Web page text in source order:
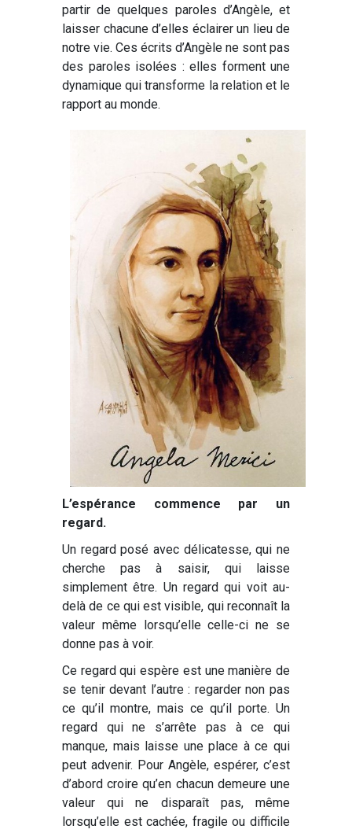
partir de quelques paroles d’Angèle, et
laisser chacune d’elles éclairer un lieu de
notre vie. Ces écrits d’Angèle ne sont pas
des paroles isolées : elles forment une
dynamique qui transforme la relation et le
rapport au monde.
L’espérance commence par un
regard.
Un regard posé avec délicatesse, qui ne
cherche pas à saisir, qui laisse
simplement être. Un regard qui voit au-
delà de ce qui est visible, qui reconnaît la
valeur même lorsqu’elle celle-ci ne se
donne pas à voir.
Ce regard qui espère est une manière de
se tenir devant l’autre : regarder non pas
ce qu’il montre, mais ce qu’il porte. Un
regard qui ne s’arrête pas à ce qui
manque, mais laisse une place à ce qui
peut advenir. Pour Angèle, espérer, c’est
d’abord croire qu’en chacun demeure une
valeur qui ne disparaît pas, même
lorsqu’elle est cachée, fragile ou difficile